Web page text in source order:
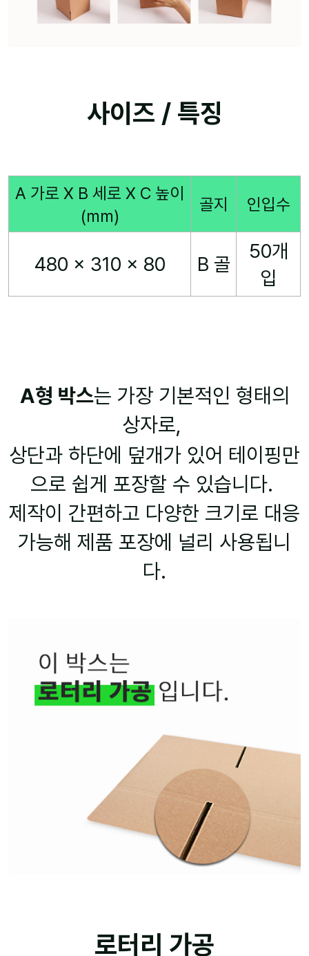
사이즈 / 특징
A 가로 X B 세로 X C 높이
(mm)
골지 인입수
480 x 310 x 80 B 골
50개
입
A형 박스는 가장 기본적인 형태의
상자로,
상단과 하단에 덮개가 있어 테이핑만
으로 쉽게 포장할 수 있습니다.
제작이 간편하고 다양한 크기로 대응
가능해 제품 포장에 널리 사용됩니
다.
로터리 가공